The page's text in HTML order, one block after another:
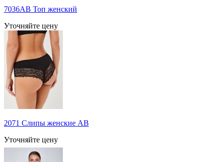
7036AB Топ женский
Уточняйте цену
2071 Слипы женские AB
Уточняйте цену